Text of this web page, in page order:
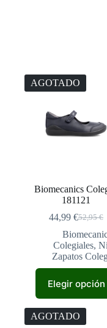
AGOTADO
Biomecanics
181121
52,95€
El
precio
original
era:
52,95 €.
44,99€El
precio
actual
es:
44,99 €.
Colegiales,
Zapatos
Elegir opción
producto
múltiples
variantes.
AGOTADO